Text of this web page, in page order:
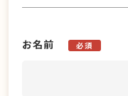
お名前 必須